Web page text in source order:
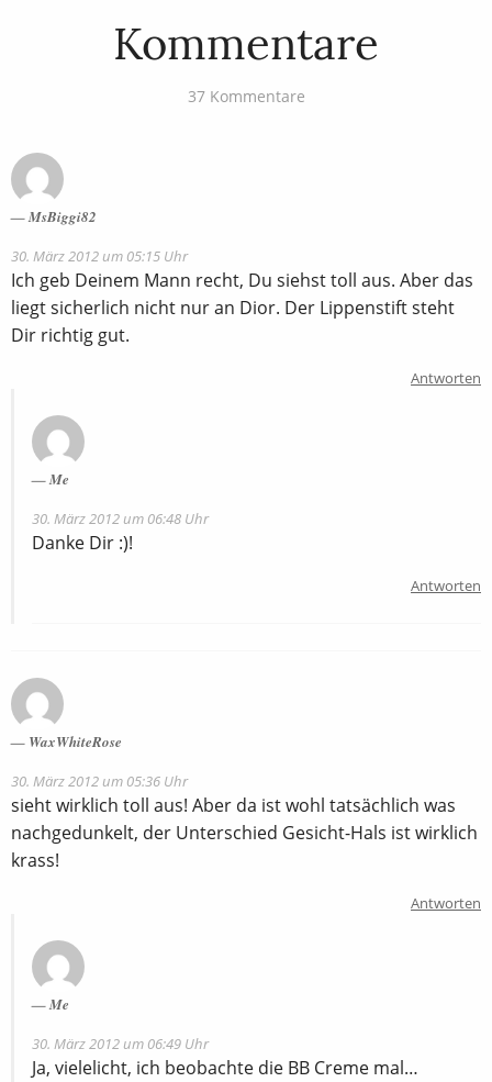
Kommentare
37 Kommentare
MsBiggi82
30. März 2012 um 05:15 Uhr
Ich geb Deinem Mann recht, Du siehst toll aus. Aber das
liegt sicherlich nicht nur an Dior. Der Lippenstift steht
Dir richtig gut.
Antworten
Me
30. März 2012 um 06:48 Uhr
Danke Dir :)!
Antworten
WaxWhiteRose
30. März 2012 um 05:36 Uhr
sieht wirklich toll aus! Aber da ist wohl tatsächlich was
nachgedunkelt, der Unterschied Gesicht-Hals ist wirklich
krass!
Antworten
Me
30. März 2012 um 06:49 Uhr
Ja, vielelicht, ich beobachte die BB Creme mal…